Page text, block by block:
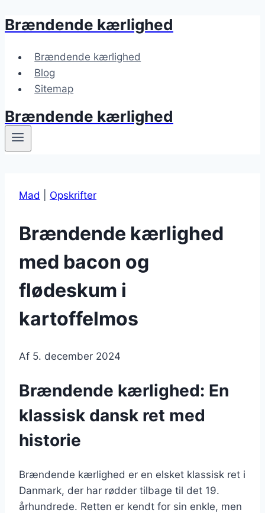
Fortsæt
indhold
Brændende kærlighed
Brændende kærlighed
Blog
Sitemap
Brændende kærlighed
Mad Opskrifter
Brændende kærlighed
med bacon og
flødeskum i
kartoffelmos
Af 5. december 2024
Brændende kærlighed: En
klassisk dansk ret med
historie
Brændende kærlighed er en elsket klassisk ret i
Danmark, der har rødder tilbage til det 19.
århundrede. Retten er kendt for sin enkle, men